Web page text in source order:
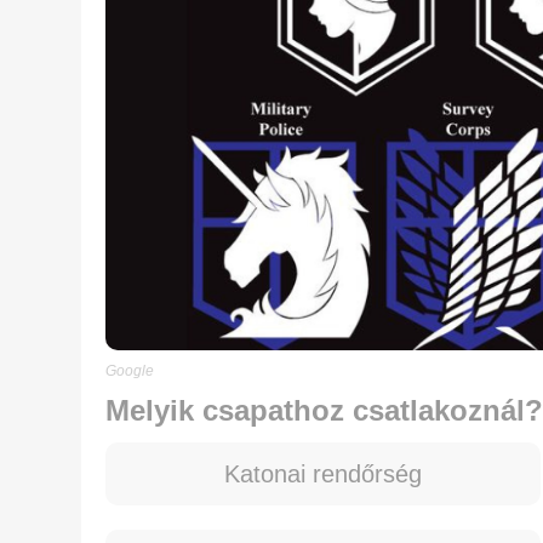
Google
Melyik csapathoz csatlakoznál?
Katonai rendőrség